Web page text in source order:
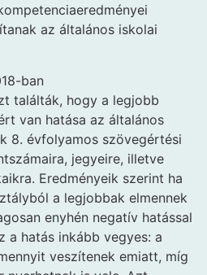
az általános iskolai
ban
találták, hogy a legjobb
van hatása az általános
8. évfolyamos szövegértési
jegyeire, illetve
Eredményeik szerint ha
a legjobbak elmennek
enyhén negatív hatással
a hatás inkább vegyes: a
veszítenek emiatt, míg